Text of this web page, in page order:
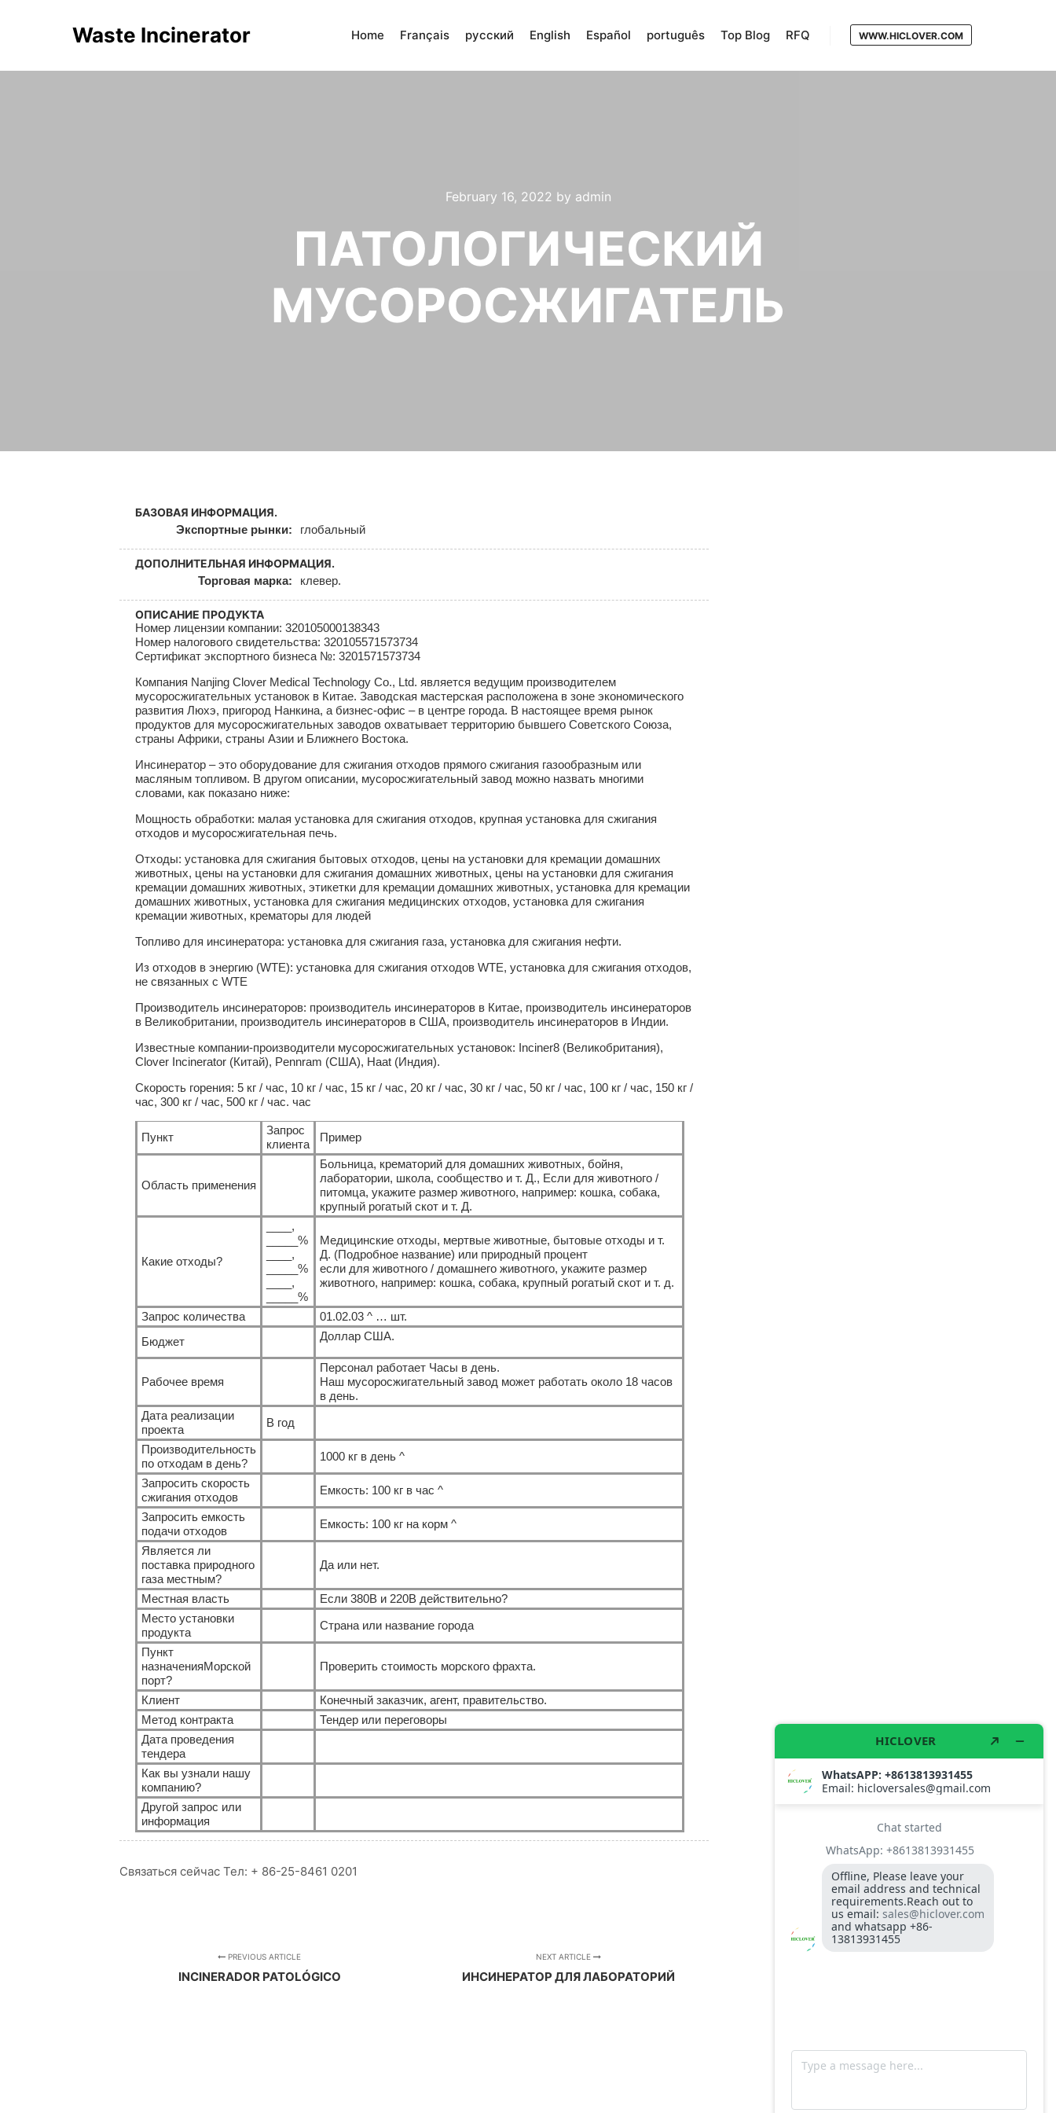
Waste Incinerator Home Français русский English Español português Top Blog RFQ WWW.HICLOVER.COM
February 16, 2022 by admin
ПАТОЛОГИЧЕСКИЙ
МУСОРОСЖИГАТЕЛЬ
БАЗОВАЯ ИНФОРМАЦИЯ.
Экспортные рынки:
глобальный
ДОПОЛНИТЕЛЬНАЯ ИНФОРМАЦИЯ.
Торговая марка:
клевер.
ОПИСАНИЕ ПРОДУКТА
Номер лицензии компании: 320105000138343
Номер налогового свидетельства: 320105571573734
Сертификат экспортного бизнеса №: 3201571573734
Компания Nanjing Clover Medical Technology Co., Ltd. является ведущим производителем
мусоросжигательных установок в Китае. Заводская мастерская расположена в зоне экономического
развития Люхэ, пригород Нанкина, а бизнес-офис – в центре города. В настоящее время рынок
продуктов для мусоросжигательных заводов охватывает территорию бывшего Советского Союза,
страны Африки, страны Азии и Ближнего Востока.
Инсинератор – это оборудование для сжигания отходов прямого сжигания газообразным или
масляным топливом. В другом описании, мусоросжигательный завод можно назвать многими
словами, как показано ниже:
Мощность обработки: малая установка для сжигания отходов, крупная установка для сжигания
отходов и мусоросжигательная печь.
Отходы: установка для сжигания бытовых отходов, цены на установки для кремации домашних
животных, цены на установки для сжигания домашних животных, цены на установки для сжигания
кремации домашних животных, этикетки для кремации домашних животных, установка для кремации
домашних животных, установка для сжигания медицинских отходов, установка для сжигания
кремации животных, крематоры для людей
Топливо для инсинератора: установка для сжигания газа, установка для сжигания нефти.
Из отходов в энергию (WTE): установка для сжигания отходов WTE, установка для сжигания отходов,
не связанных с WTE
Производитель инсинераторов: производитель инсинераторов в Китае, производитель инсинераторов
в Великобритании, производитель инсинераторов в США, производитель инсинераторов в Индии.
Известные компании-производители мусоросжигательных установок: Inciner8 (Великобритания),
Clover Incinerator (Китай), Pennram (США), Haat (Индия).
Скорость горения: 5 кг / час, 10 кг / час, 15 кг / час, 20 кг / час, 30 кг / час, 50 кг / час, 100 кг / час, 150 кг /
час, 300 кг / час, 500 кг / час. час
Пункт
Запрос
клиента
Пример
Область применения
Больница, крематорий для домашних животных, бойня,
лаборатории, школа, сообщество и т. Д., Если для животного /
питомца, укажите размер животного, например: кошка, собака,
крупный рогатый скот и т. Д.
Какие отходы?
____,
_____%
____,
_____%
____,
_____%
Медицинские отходы, мертвые животные, бытовые отходы и т.
Д. (Подробное название) или природный процент
если для животного / домашнего животного, укажите размер
животного, например: кошка, собака, крупный рогатый скот и т. д.
Запрос количества
01.02.03 ^ … шт.
Бюджет
Доллар США.
Рабочее время
Персонал работает Часы в день.
Наш мусоросжигательный завод может работать около 18 часов
в день.
Дата реализации
проекта
В год
Производительность
по отходам в день?
1000 кг в день ^
Запросить скорость
сжигания отходов
Емкость: 100 кг в час ^
Запросить емкость
подачи отходов
Емкость: 100 кг на корм ^
Является ли
поставка природного
газа местным?
Да или нет.
Местная власть
Если 380В и 220В действительно?
Место установки
продукта
Страна или название города
Пункт
назначенияМорской
порт?
Проверить стоимость морского фрахта.
Клиент
Конечный заказчик, агент, правительство.
Метод контракта
Тендер или переговоры
Дата проведения
тендера
Как вы узнали нашу
компанию?
Другой запрос или
информация
Связаться сейчас Тел: + 86-25-8461 0201
PREVIOUS ARTICLE
INCINERADOR PATOLÓGICO
NEXT ARTICLE
ИНСИНЕРАТОР ДЛЯ ЛАБОРАТОРИЙ